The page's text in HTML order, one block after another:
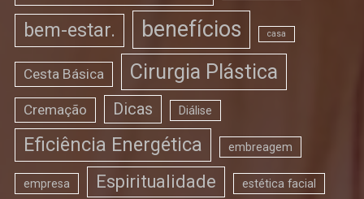
bem-estar. benefícios casa
Cesta Básica Cirurgia Plástica
Cremação Dicas Diálise
Eficiência Energética embreagem
empresa Espiritualidade estética facial